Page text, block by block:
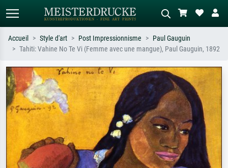
Recherchez par artiste, titre ou style –
ex. Monet, Nuit étoilée,
impressionnisme, vague de Hokusai,
nu.
Décrivez la scène – ex. prairie verte,
abstrait avec beaucoup de rouge,
tableau sombre, nu debout près d'un
arbre.
Accueil Style d'art Post Impressionnisme
Paul Gauguin
Tahiti: Vahine No Te Vi (Femme avec une mangue), Paul Gauguin, 1892